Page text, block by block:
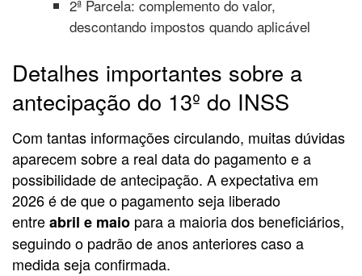
2ª Parcela: complemento do valor,
descontando impostos quando aplicável
Detalhes importantes sobre a
antecipação do 13º do INSS
Com tantas informações circulando, muitas dúvidas
aparecem sobre a real data do pagamento e a
possibilidade de antecipação. A expectativa em
2026 é de que o pagamento seja liberado
entreabril e maio para a maioria dos beneficiários,
seguindo o padrão de anos anteriores caso a
medida seja confirmada.